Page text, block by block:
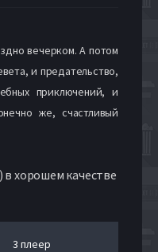
вечерком. А потом
и предательство,
приключений, и
же, счастливый
в хорошем качестве
3 плеер